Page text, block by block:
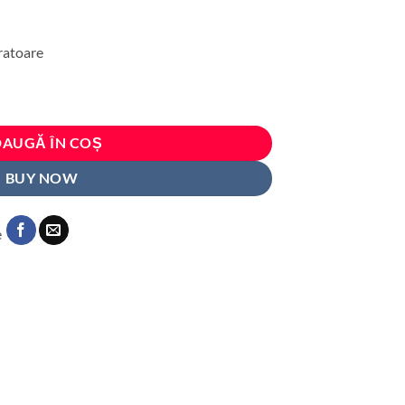
pentru stalpii usilor, print autoadeziv de inalta rezolutie, dimensine 2
ÎN COȘ
BUY NOW